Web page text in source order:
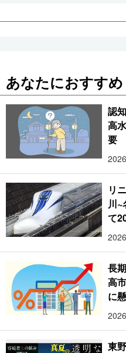
あなたにおすすめ
認
高
要
リ
川~
て
長
高
に
東